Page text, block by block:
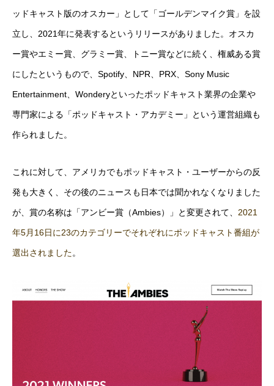
ッドキャスト版のオスカー」として「ゴールデンマイク賞」を設
立し、2021年に発表するというリリースがありました。オスカ
ー賞やエミー賞、グラミー賞、トニー賞などに続く、権威ある賞
にしたというもので、Spotify、NPR、PRX、Sony Music
Entertainment、Wonderyといったポッドキャスト業界の企業や
専門家による「ポッドキャスト・アカデミー」という運営組織も
作られました。
これに対して、アメリカでもポッドキャスト・ユーザーからの反
発も大きく、その後のニュースも日本では聞かれなくなりました
が、賞の名称は「アンビー賞（Ambies）」と変更されて、 2021
年5月16日に23のカテゴリーでそれぞれにポッドキャスト番組が
選出されました。